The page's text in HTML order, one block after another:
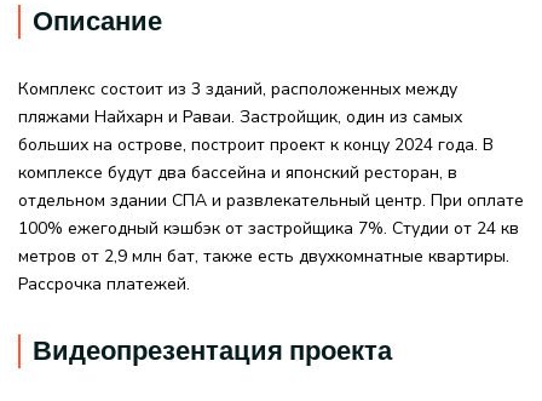
Описание
Комплекс состоит из 3 зданий, расположенных между
пляжами Найхарн и Раваи. Застройщик, один из самых
больших на острове, построит проект к концу 2024 года. В
комплексе будут два бассейна и японский ресторан, в
отдельном здании СПА и развлекательный центр. При оплате
100% ежегодный кэшбэк от застройщика 7%. Студии от 24 кв
метров от 2,9 млн бат, также есть двухкомнатные квартиры.
Рассрочка платежей.
Видеопрезентация проекта